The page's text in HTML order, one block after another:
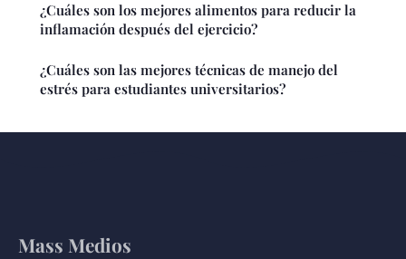
¿Cuáles son los mejores alimentos para reducir la
inflamación después del ejercicio?
¿Cuáles son las mejores técnicas de manejo del
estrés para estudiantes universitarios?
Mass Medios